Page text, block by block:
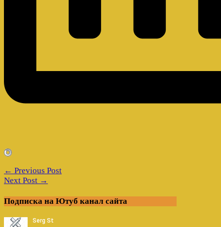
← Previous Post
Next Post →
Подписка на Ютуб канал сайта